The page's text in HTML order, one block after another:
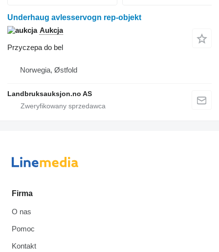
Underhaug avlesservogn rep-objekt
Aukcja
Przyczepa do bel
Norwegia, Østfold
Landbruksauksjon.no AS
Firma
O nas
Pomoc
Kontakt